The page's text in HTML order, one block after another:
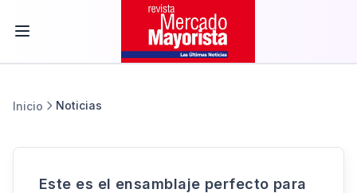
Inicio Noticias
Este es el ensamblaje perfecto para